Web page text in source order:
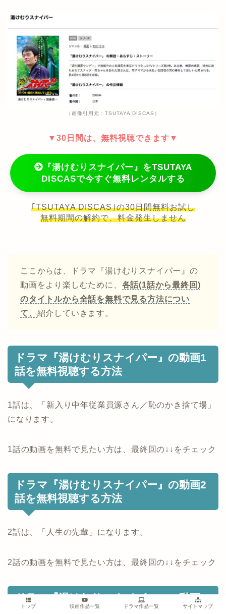
（画像引用元：TSUTAYA DISCAS）
▼30日間は、無料視聴できます▼
『湯けむりスナイパー』をTSUTAYA
DISCASで今すぐ無料レンタルする
｢TSUTAYA DISCAS｣の30日間無料お試し
無料期間の解約で、料金発生しません
ここからは、ドラマ『湯けむりスナイパー』の
動画をより楽しむために、 各話(1話から最終回)
のタイトルから全話を無料で見る方法につい
て、 紹介していきます。
ドラマ『湯けむりスナイパー』の動画1
話を無料視聴する方法
1話は、「新入り中年従業員源さん／恥のかき捨て場」
になります。
1話の動画を無料で見たい方は、最終回の↓↓をチェック
ドラマ『湯けむりスナイパー』の動画2
話を無料視聴する方法
2話は、「人生の先輩」になります。
2話の動画を無料で見たい方は、最終回の↓↓をチェック
ドラマ『湯けむりスナイパー』の動画3
話を無料視聴する方法
トップ 映画作品一覧 ドラマ作品一覧 サイトマップ